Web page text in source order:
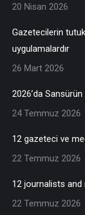
20 Nisan 2026
Gazetecilerin
uygulamalardır
26 Mart 2026
2026’da
24 Temmuz 2026
12 gazeteci ve
22 Temmuz 2026
12 journalists and
22 Temmuz 2026